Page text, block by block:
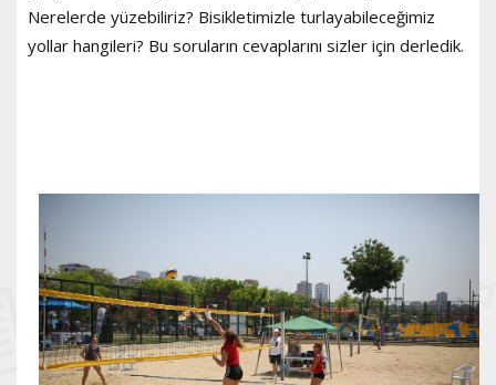
Nerelerde yüzebiliriz? Bisikletimizle turlayabileceğimiz
yollar hangileri? Bu soruların cevaplarını sizler için derledik.